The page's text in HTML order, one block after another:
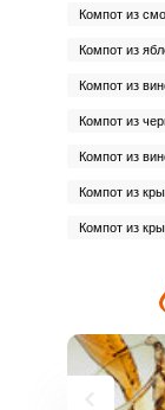
Компот из
Компот из
Компот из
Компот из
Компот из
Компот из
Компот из